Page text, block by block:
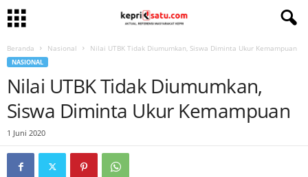
Beranda Nasional Nilai UTBK Tidak Diumumkan, Siswa Diminta Ukur Kemampuan
NASIONAL
Nilai UTBK Tidak Diumumkan,
Siswa Diminta Ukur Kemampuan
1 Juni 2020